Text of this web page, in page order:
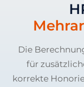
Die
für
korrekte